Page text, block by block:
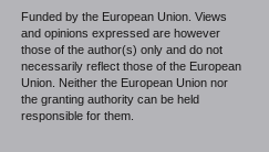
Funded by the European Union. Views
and opinions expressed are however
those of the author(s) only and do not
necessarily reflect those of the European
Union. Neither the European Union nor
the granting authority can be held
responsible for them.